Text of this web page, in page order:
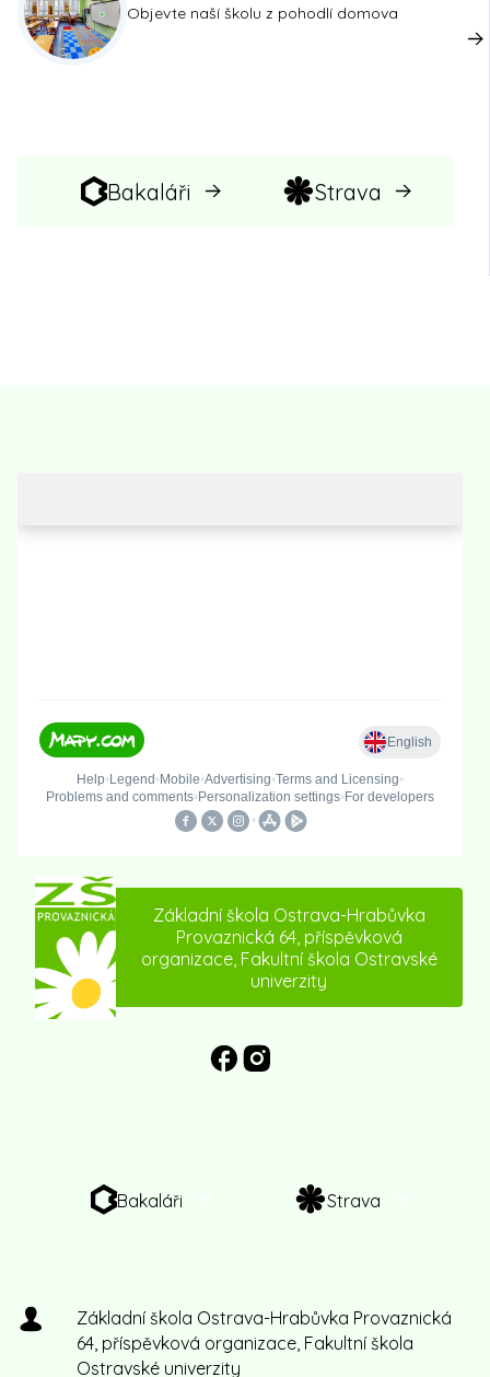
Objevte naší školu z pohodlí domova
Bakaláři Strava
Základní škola Ostrava-Hrabůvka
Provaznická 64, příspěvková
organizace, Fakultní škola Ostravské
univerzity
Bakaláři Strava
Základní škola Ostrava-Hrabůvka Provaznická
64, příspěvková organizace, Fakultní škola
Ostravské univerzity